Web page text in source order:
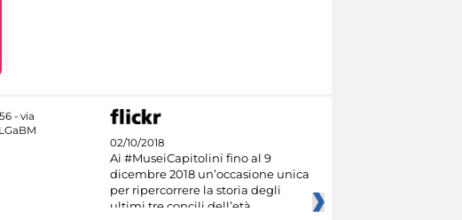
02/10/2018
Ai #MuseiCapitolini fino al 9
dicembre 2018 un’occasione unica
per ripercorrere la storia degli
ultimi tre concili dell’età